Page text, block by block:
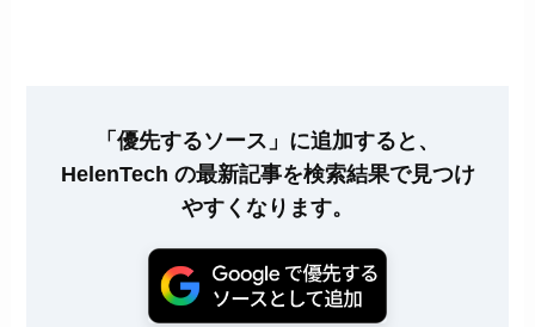
「優先するソース」に追加すると、
HelenTech の最新記事を検索結果で見つけ
やすくなります。